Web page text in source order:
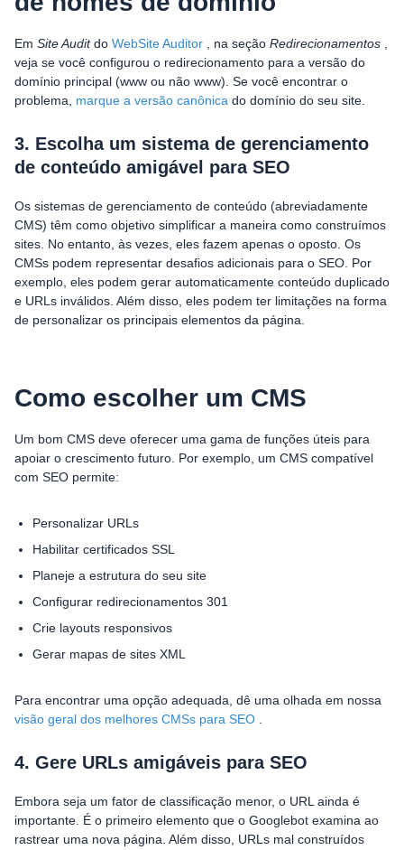
Em Site Auditdo WebSite Auditor , na seção Redirecionamentos
veja se você configurou o redirecionamento para a versão do
domínio principal (www ou não www). Se você encontrar o
problema, marque a versão canônica do domínio do seu site.
3. Escolha um sistema de gerenciamento
de conteúdo amigável para SEO
Os sistemas de gerenciamento de conteúdo (abreviadamente
CMS) têm como objetivo simplificar a maneira como construímos
sites. No entanto, às vezes, eles fazem apenas o oposto. Os
CMSs podem representar desafios adicionais para o SEO. Por
exemplo, eles podem gerar automaticamente conteúdo duplicado
e URLs inválidos. Além disso, eles podem ter limitações na forma
de personalizar os principais elementos da página.
Como escolher um CMS
Um bom CMS deve oferecer uma gama de funções úteis para
apoiar o crescimento futuro. Por exemplo, um CMS compatível
com SEO permite:
Personalizar URLs
Habilitar certificados SSL
Planeje a estrutura do seu site
Configurar redirecionamentos 301
Crie layouts responsivos
Gerar mapas de sites XML
Para encontrar uma opção adequada, dê uma olhada em nossa
visão geral dos melhores CMSs para SEO
4. Gere URLs amigáveis ​​para SEO
Embora seja um fator de classificação menor, o URL ainda é
importante. É o primeiro elemento que o Googlebot examina ao
rastrear uma nova página. Além disso, URLs mal construídos